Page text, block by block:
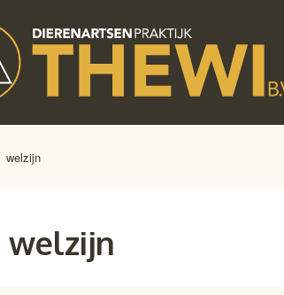
welzijn
welzijn